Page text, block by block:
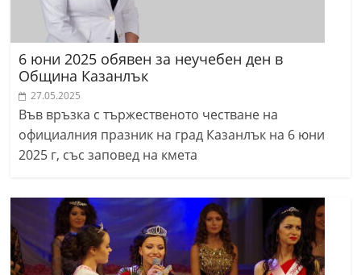
6 юни 2025 обявен за неучебен ден в
Община Казанлък
27.05.2025
Във връзка с тържественото честване на
официалния празник на град Казанлък на 6 юни
2025 г, със заповед на кмета